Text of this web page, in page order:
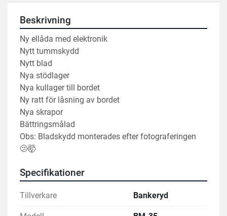
Beskrivning
Ny ellåda med elektronik
Nytt tummskydd
Nytt blad
Nya stödlager
Nya kullager till bordet
Ny ratt för låsning av bordet
Nya skrapor
Bättringsmålad
Obs: Bladskydd monterades efter fotograferingen
🫤🤯
Specifikationer
Tillverkare Bankeryd